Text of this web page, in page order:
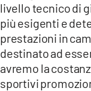
livello tecnico di
più esigenti e
prestazioni in
destinato ad
avremo la
sportivi